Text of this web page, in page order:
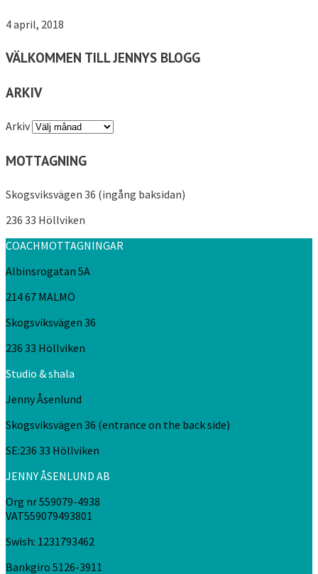
4 april, 2018
VÄLKOMMEN TILL JENNYS BLOGG
ARKIV
Arkiv
MOTTAGNING
Skogsviksvägen 36 (ingång baksidan)
236 33 Höllviken
COACHMOTTAGNINGAR
Albinsrogatan 5A
214 67 MALMÖ
Skogsviksvägen 36
236 33 Höllviken
Studio & shala
Jenny Åsenlund
Skogsviksvägen 36 (entrance on the back side)
SE:236 33 Höllviken
JENNY ÅSENLUND AB
Org nr 559079-4938
VAT559079493801
Swish: 1231793462
Bankgiro 5126-3911